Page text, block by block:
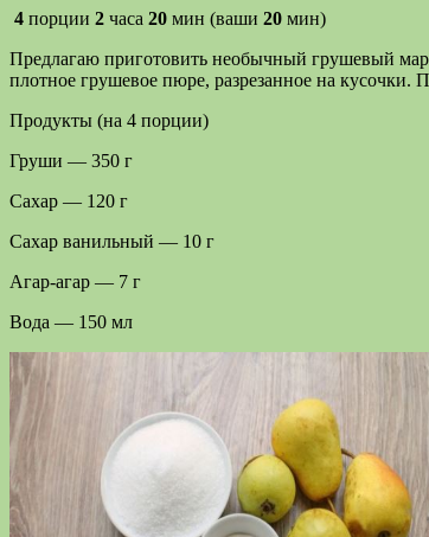
4 порции 2 часа 20 мин (ваши 20 мин)
Предлагаю приготовить необычный грушевый
плотное грушевое пюре, разрезанное на кусочки.
Продукты (на 4 порции)
Груши — 350 г
Сахар — 120 г
Сахар ванильный — 10 г
Агар-агар — 7 г
Вода — 150 мл